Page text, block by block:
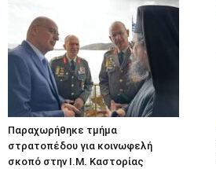
Παραχωρήθηκε τμήμα
στρατοπέδου για κοινωφελή
σκοπό στην Ι.Μ. Καστορίας